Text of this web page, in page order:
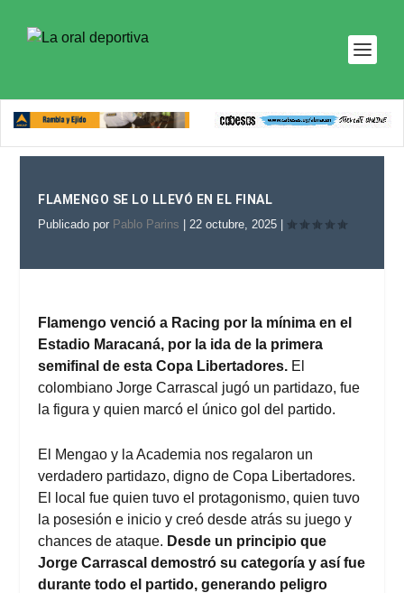
FLAMENGO SE LO LLEVÓ EN EL FINAL
Publicado por Pablo Parins |22 octubre, 2025
Flamengo venció a Racing por la mínima en el
Estadio Maracaná, por la ida de la primera
semifinal de esta Copa Libertadores. El
colombiano Jorge Carrascal jugó un partidazo, fue
la figura y quien marcó el único gol del partido.
El Mengao y la Academia nos regalaron un
verdadero partidazo, digno de Copa Libertadores.
El local fue quien tuvo el protagonismo, quien tuvo
la posesión e inicio y creó desde atrás su juego y
chances de ataque. Desde un principio que
Jorge Carrascal demostró su categoría y así fue
durante todo el partido, generando peligro